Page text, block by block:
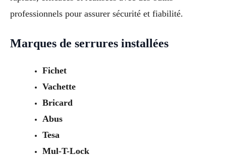
professionnels pour assurer sécurité et fiabilité.
Marques de serrures installées
Fichet
Vachette
Bricard
Abus
Tesa
Mul-T-Lock